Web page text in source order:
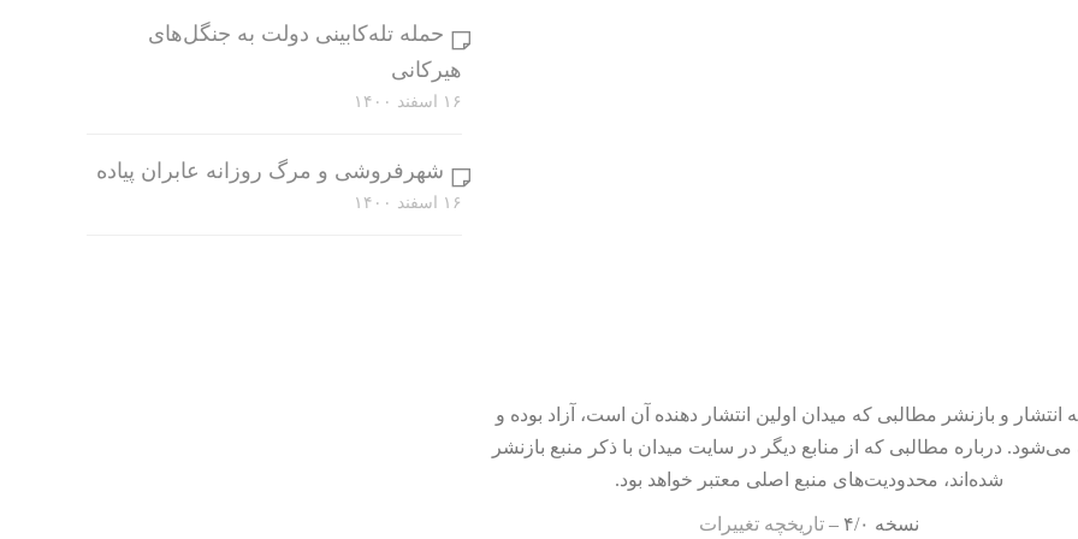
حمله تله‌کابینی دولت به جنگل‌های
هیرکانی
۱۶ اسفند ۱۴۰۰
شهرفروشی و مرگ روزانه عابران پیاده
۱۶ اسفند ۱۴۰۰
انتشار و بازنشر مطالبی که میدان اولین انتشار دهنده آن است، آزاد بوده و
درباره مطالبی که از منابع دیگر در سایت میدان با ذکر منبع بازنشر
شده‌اند، محدودیت‌های منبع اصلی معتبر خواهد بود.
نسخه ۴/۰ – تاریخچه تغییرات